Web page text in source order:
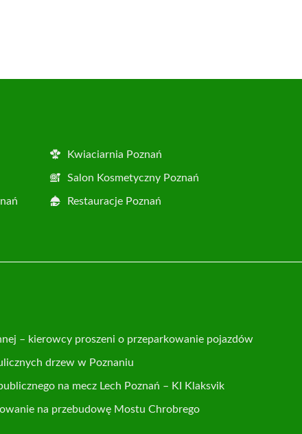
Kwiaciarnia Poznań
Salon Kosmetyczny Poznań
Restauracje Poznań
– kierowcy proszeni o przeparkowanie pojazdów
drzew w Poznaniu
na mecz Lech Poznań – KI Klaksvik
na przebudowę Mostu Chrobrego